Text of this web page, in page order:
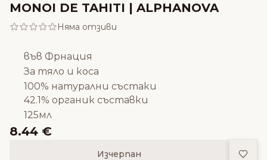
MONOI DE TAHITI | ALPHANOVA
Няма отзиви
във Фрнация
За тяло и коса
100% натурални състаки
42.1% органик съставки
125мл
8.44 €
Изчерпан